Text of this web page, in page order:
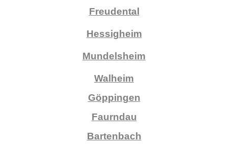
Freudental
Hessigheim
Mundelsheim
Walheim
Göppingen
Faurndau
Bartenbach